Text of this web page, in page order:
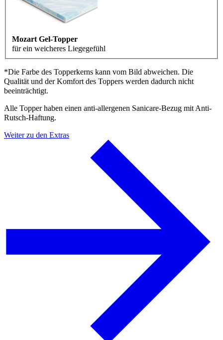
Mozart Gel-Topper
für ein weicheres Liegegefühl
*Die Farbe des Topperkerns kann vom Bild abweichen. Die
Qualität und der Komfort des Toppers werden dadurch nicht
beeinträchtigt.
Alle Topper haben einen anti-allergenen Sanicare-Bezug mit Anti-
Rutsch-Haftung.
Weiter zu den Extras